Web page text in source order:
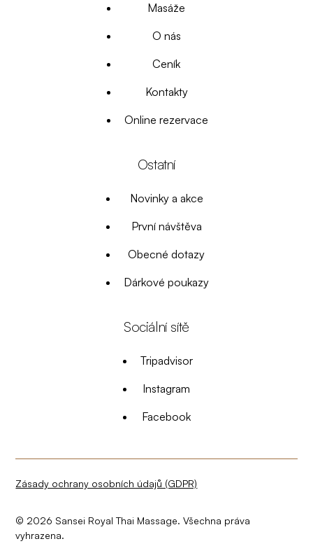
Masáže
O nás
Ceník
Kontakty
Online rezervace
Ostatní
Novinky a akce
První návštěva
Obecné dotazy
Dárkové poukazy
Sociální sítě
Tripadvisor
Instagram
Facebook
© 2026 Sansei Royal Thai Massage. Všechna práva
vyhrazena.
Zásady ochrany osobních údajů (GDPR)